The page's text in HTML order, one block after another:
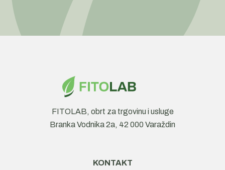
FITOLAB, obrt za trgovinu i usluge
Branka Vodnika 2a, 42 000 Varaždin
KONTAKT